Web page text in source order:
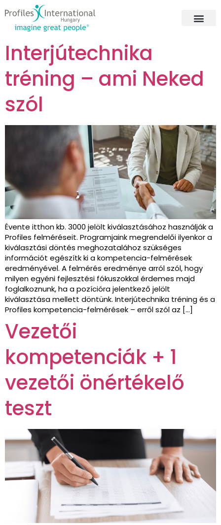
Interjútechnika
tréning – ami Neked
szól
Évente itthon kb. 3000 jelölt kiválasztásához használják a
Profiles felméréseit. Programjaink megrendelői ilyenkor a
kiválasztási döntés meghozatalához szükséges
információt egészítk ki a kompetencia-felmérések
eredményével. A felmérés eredménye arról szól, hogy
milyen egyéni fejlesztési fókuszokkal érdemes majd
foglalkoznunk, ha a pozícióra jelentkező jelölt
kiválasztása mellett döntünk. Interjútechnika tréning és a
Profiles kompetencia-felmérések – erről szól az […]
Vezetői
kompetenciák + 1
vezetői önértékelő
teszt